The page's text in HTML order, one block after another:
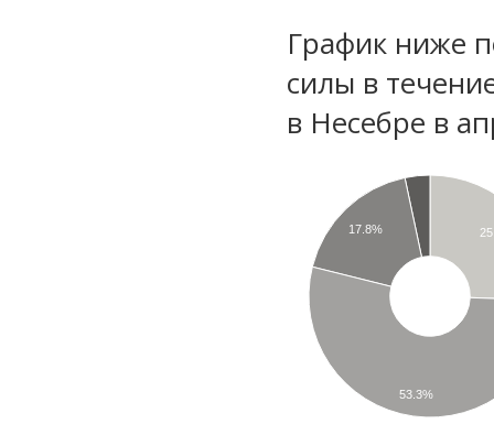
График ниже
силы в
в Несебре в
17.8%
53.3%